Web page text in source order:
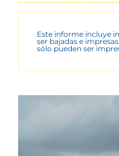
Este informe incluye
ser bajadas e
sólo pueden ser